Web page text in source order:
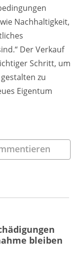
Nachhaltigkeit,
Der Verkauf
Schritt, um
zu
Eigentum
bleiben